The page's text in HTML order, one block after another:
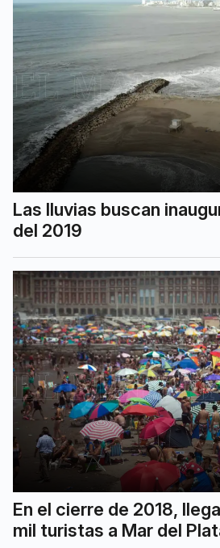
Las lluvias buscan
del 2019
En el cierre de 2018,
mil turistas a Mar del